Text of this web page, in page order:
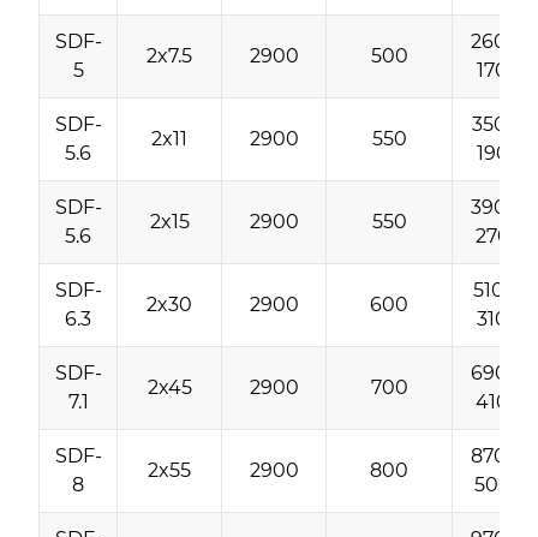
SDF-
5
2x7.5 2900 500
260-
170
SDF-
5.6
2x11 2900 550
350-
190
SDF-
5.6
2x15 2900 550
390-
270
SDF-
6.3
2x30 2900 600
510-
310
SDF-
7.1
2x45 2900 700
690-
410
SDF-
8
2x55 2900 800
870-
500